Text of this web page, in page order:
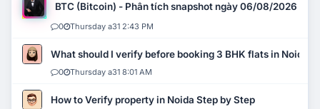
BTC (Bitcoin) - Phân tích snapshot ngày 06/08/2026
0 Thursday a31 2:43 PM
What should I verify before booking 3 BHK flats in Noida?
0 Thursday a31 8:01 AM
How to Verify property in Noida Step by Step